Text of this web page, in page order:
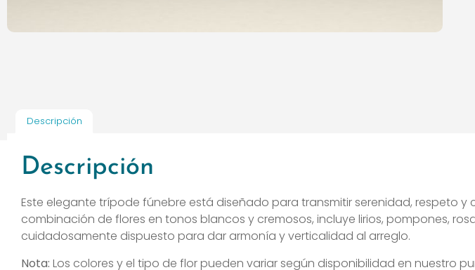
Descripción
Descripción
Este elegante trípode fúnebre está diseñado para transmitir serenidad, respeto
combinación de flores en tonos blancos y cremosos, incluye lirios, pompones,
cuidadosamente dispuesto para dar armonía y verticalidad al arreglo.
Nota: Los colores y el tipo de flor pueden variar según disponibilidad en nuestro